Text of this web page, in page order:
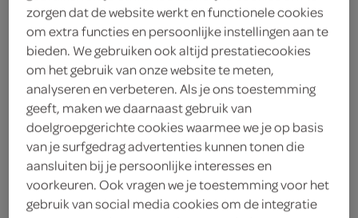
ingrediënten
100 gram ongezouten pinda’s
2 theelepels sambal manis
2 eetlepels ketjap asin
zorgen dat de website werkt en functionele cookies
om extra functies en persoonlijke instellingen aan te
bieden. We gebruiken ook altijd prestatiecookies
om het gebruik van onze website te meten,
analyseren en verbeteren. Als je ons toestemming
geeft, maken we daarnaast gebruik van
doelgroepgerichte cookies waarmee we je op basis
van je surfgedrag advertenties kunnen tonen die
aansluiten bij je persoonlijke interesses en
voorkeuren. Ook vragen we je toestemming voor het
gebruik van social media cookies om de integratie